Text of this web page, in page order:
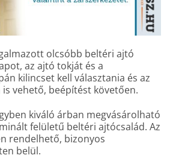
olcsóbb beltéri ajtó
az ajtó tokját és a
kilincset kell választania és az
vehető, beépítést követően.
kiváló árban megvásárolható
felületű beltéri ajtócsalád. Az
rendelhető, bizonyos
belül.